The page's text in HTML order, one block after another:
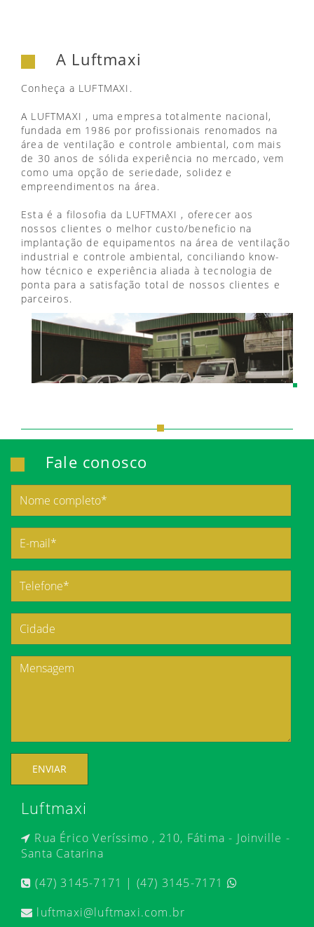
A Luftmaxi
Conheça a LUFTMAXI.
A LUFTMAXI , uma empresa totalmente nacional,
fundada em 1986 por profissionais renomados na
área de ventilação e controle ambiental, com mais
de 30 anos de sólida experiência no mercado, vem
como uma opção de seriedade, solidez e
empreendimentos na área.
Esta é a filosofia da LUFTMAXI , oferecer aos
nossos clientes o melhor custo/beneficio na
implantação de equipamentos na área de ventilação
industrial e controle ambiental, conciliando know-
how técnico e experiência aliada à tecnologia de
ponta para a satisfação total de nossos clientes e
parceiros.
Fale conosco
ENVIAR
Luftmaxi
Rua Érico Veríssimo , 210, Fátima - Joinville -
Santa Catarina
(47) 3145-7171 | (47) 3145-7171
luftmaxi@luftmaxi.com.br